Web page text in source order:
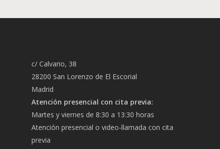
c/ Calvario, 38
28200 San Lorenzo de El Escorial
Madrid
Atención presencial con cita previa:
Martes y viernes de 8:30 a 13:30 horas
Atención presencial o video-llamada con cita
previa